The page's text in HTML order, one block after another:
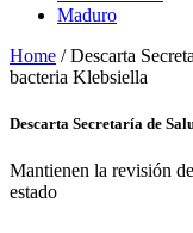
Maduro
Home / Descarta
bacteria Klebsiella
Descarta Secretaría de
Mantienen la revisión
estado